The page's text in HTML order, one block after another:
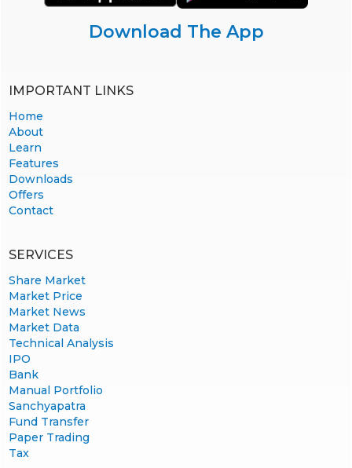
Download The App
IMPORTANT LINKS
Home
About
Learn
Features
Downloads
Offers
Contact
SERVICES
Share Market
Market Price
Market News
Market Data
Technical Analysis
IPO
Bank
Manual Portfolio
Sanchyapatra
Fund Transfer
Paper Trading
Tax